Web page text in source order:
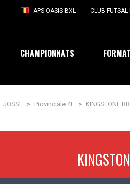
APS OASIS BXL CLUB
CHAMPIONNATS
JOSSE > Provinciale 4E > KINGSTONE